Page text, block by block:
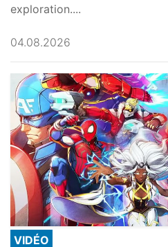
exploration....
04.08.2026
VIDÉO